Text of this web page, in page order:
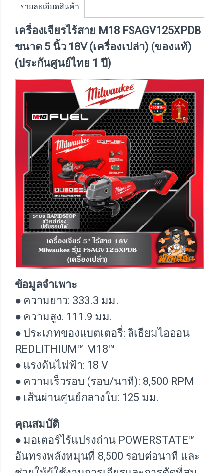
รายละเอียดสินค้า
เครื่องเจียรไร้สาย M18 FSAGV125XPDB
ขนาด 5 นิ้ว 18V (เครื่องเปล่า) (ของแท้)
(ประกันศูนย์ไทย 1 ปี)
ข้อมูลจำเพาะ
● ความยาว: 333.3 มม.
● ความสูง: 111.9 มม.
● ประเภทของแบตเตอรี่:​ ลิเธียมไอออน
REDLITHIUM™ M18™
● แรงดันไฟฟ้า: 18 V
● ความเร็วรอบ (รอบ/นาที): 8,500 RPM
● เส้นผ่านศูนย์กลางใบ: 125 มม.
คุณสมบัติ
● มอเตอร์ไร้แปรงถ่าน POWERSTATE™
อันทรงพลังหมุนที่ 8,500 รอบต่อนาที และ